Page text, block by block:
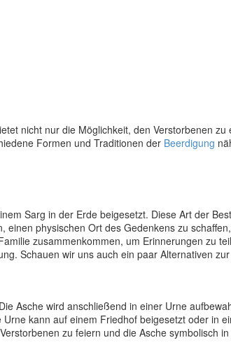
nicht nur die Möglichkeit, den Verstorbenen zu
Formen und Traditionen der Beerdigung
Sarg in der Erde beigesetzt. Diese Art der
physischen Ort des Gedenkens zu
zusammenkommen, um Erinnerungen zu
Schauen wir uns auch ein paar Alternativen
Asche wird anschließend in einer Urne
kann auf einem Friedhof beigesetzt oder in
zu feiern und die Asche symbolisch